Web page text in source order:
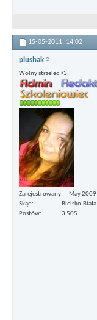
15-05-2011, 14:02
plushak
Wolny strzelec <3
Zarejestrowany
May 2009
Skąd
Bielsko-Biała
Postów
3 505